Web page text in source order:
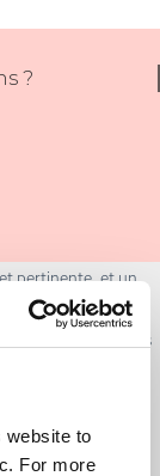
website to
For more
?
pertinente, et un
restreindre. Il est
et les droits. Les
Il est
dans le contexte